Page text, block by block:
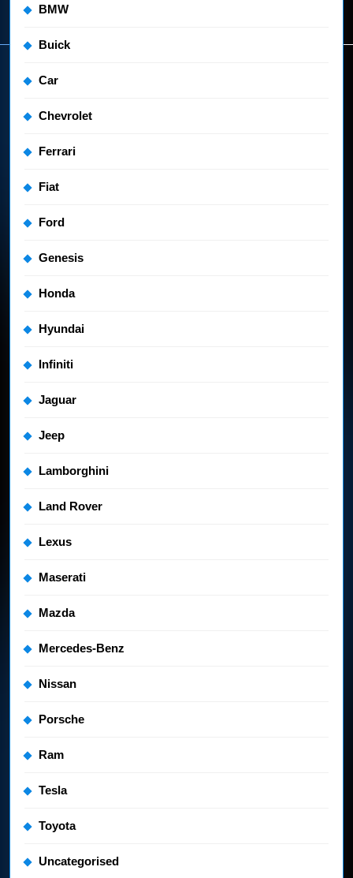
BMW
Buick
Car
Chevrolet
Ferrari
Fiat
Ford
Genesis
Honda
Hyundai
Infiniti
Jaguar
Jeep
Lamborghini
Land Rover
Lexus
Maserati
Mazda
Mercedes-Benz
Nissan
Porsche
Ram
Tesla
Toyota
Uncategorised